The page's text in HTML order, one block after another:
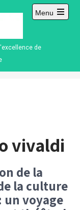
de
Menu
Open
vivaldi
de la
la culture
un voyage